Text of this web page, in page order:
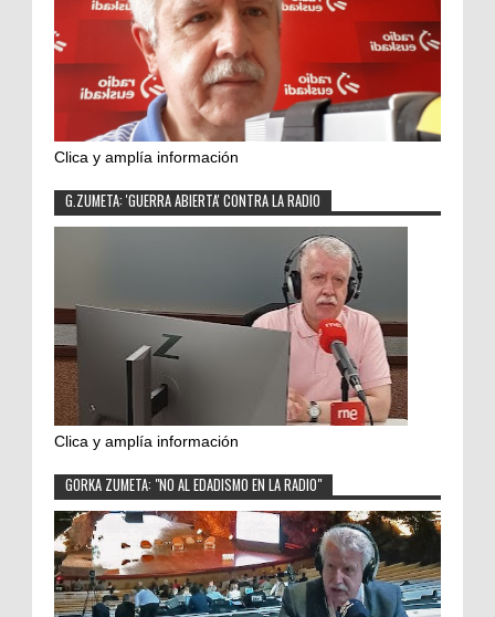
Clica y amplía información
G.ZUMETA: 'GUERRA ABIERTA' CONTRA LA RADIO
Clica y amplía información
GORKA ZUMETA: "NO AL EDADISMO EN LA RADIO"